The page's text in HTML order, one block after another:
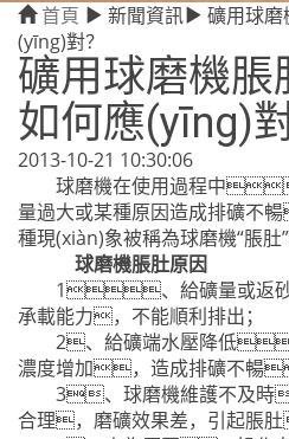
首頁 新聞資訊
礦用球
(yīng)對？
礦用球磨機脹
如何應(yīng)
2013-10-21 10:30:06
球磨機在使用過程中
量過大或某種原因造成排礦不
種現(xiàn)象被稱為球磨機“脹
球磨機脹肚原因
1、給礦量或返砂
承載能力，不能順利排出；
2、給礦端水壓降低
濃度增加，造成排礦不暢
3、球磨機維護不及時
合理，磨礦效果差，引起脹